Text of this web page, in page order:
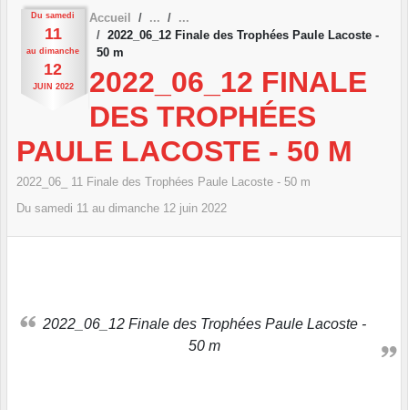
Du samedi
11
au dimanche
12
JUIN 2022
Accueil
2022_06_12 Finale des Trophées Paule Lacoste -
50 m
2022_06_12 FINALE
DES TROPHÉES
PAULE LACOSTE - 50 M
2022_06_ 11 Finale des Trophées Paule Lacoste - 50 m
Du samedi 11 au dimanche 12 juin 2022
2022_06_12 Finale des Trophées Paule Lacoste -
50 m